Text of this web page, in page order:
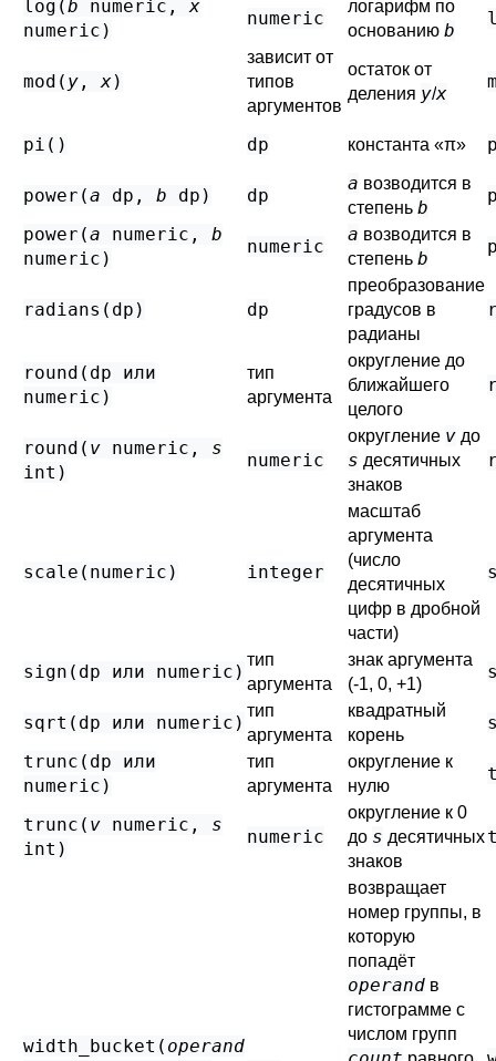
log(b numeric ,x
numeric )
numeric
логарифм по
основанию b
mod( y ,x)
зависит от
типов
аргументов
остаток от
деления y/x
pi() dp константа «π»
power(a dp , b dp ) dp
a возводится в
степень b
power(a numeric , b
numeric )
numeric
a возводится в
степень b
radians( dp ) dp
преобразование
градусов в
радианы
round( dp или
numeric )
тип
аргумента
округление до
ближайшего
целого
round( v numeric , s
int )
numeric
округление v до
s десятичных
знаков
scale( numeric ) integer
масштаб
аргумента
(число
десятичных
цифр в дробной
части)
sign( dp или numeric )
тип
аргумента
знак аргумента
(-1, 0, +1)
sqrt( dp или numeric )
тип
аргумента
квадратный
корень
trunc( dp или
numeric )
тип
аргумента
округление к
нулю
trunc( v numeric , s
int )
numeric
округление к 0
до s десятичных
знаков
width_bucket( operand
возвращает
номер группы, в
которую
попадёт
operand в
гистограмме с
числом групп